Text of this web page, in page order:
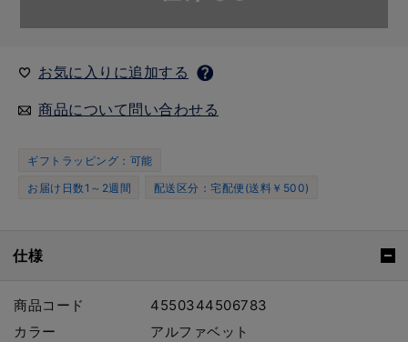
お気に入りに追加する
商品について問い合わせる
ギフトラッピング：可能
お届け日数1～2週間
配送区分：宅配便(送料￥500)
仕様
商品コード
4550344506783
カラー
アルファベット